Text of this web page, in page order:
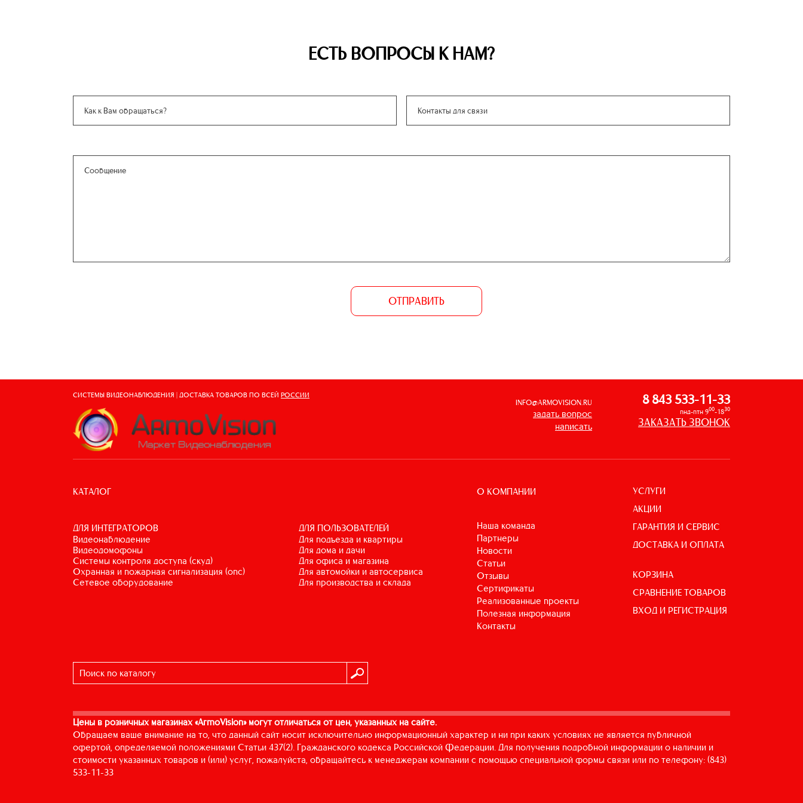
ЕСТЬ ВОПРОСЫ К НАМ?
ОТПРАВИТЬ
СИСТЕМЫ ВИДЕОНАБЛЮДЕНИЯ | ДОСТАВКА ТОВАРОВ ПО ВСЕЙ РОССИИ
INFO@ARMOVISION.RU
задать вопрос
написать
8 843 533-11-33
пнд-птн 900-1830
ЗАКАЗАТЬ ЗВОНОК
КАТАЛОГ
ДЛЯ ИНТЕГРАТОРОВ
видеонаблюдение
видеодомофоны
системы контроля доступа (скуд)
охранная и пожарная сигнализация (опс)
сетевое оборудование
ДЛЯ ПОЛЬЗОВАТЕЛЕЙ
для подъезда и квартиры
для дома и дачи
для офиса и магазина
для автомойки и автосервиса
для производства и склада
О КОМПАНИИ
Наша команда
Партнеры
Новости
Статьи
Отзывы
Сертификаты
Реализованные проекты
Полезная информация
Контакты
УСЛУГИ
АКЦИИ
ГАРАНТИЯ И СЕРВИС
ДОСТАВКА И ОПЛАТА
КОРЗИНА
СРАВНЕНИЕ ТОВАРОВ
ВХОД И РЕГИСТРАЦИЯ
Цены в розничных магазинах «ArmoVision» могут отличаться от цен, указанных на сайте.
Обращаем ваше внимание на то, что данный сайт носит исключительно информационный характер и ни при каких условиях не является публичной
офертой, определяемой положениями Статьи 437(2). Гражданского кодекса Российской Федерации. Для получения подробной информации о наличии и
стоимости указанных товаров и (или) услуг, пожалуйста, обращайтесь к менеджерам компании с помощью специальной формы связи или по телефону: (843)
533-11-33